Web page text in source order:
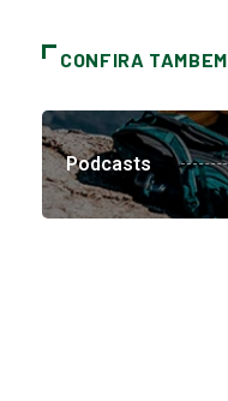
CONFIRA TAMBEM
Podcasts